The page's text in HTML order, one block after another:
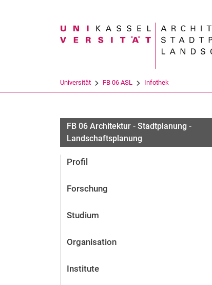
Suchbegriff
Universität FB 06 ASL Infothek
FB 06 Architektur - Stadtplanung -
Landschaftsplanung
Profil
Forschung
Studium
Organisation
Institute